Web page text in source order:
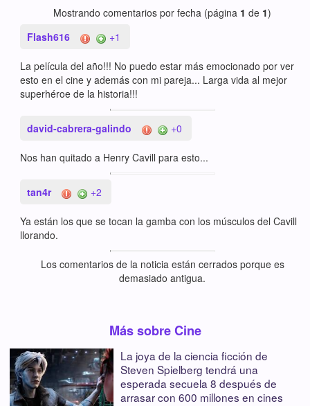
Mostrando comentarios por fecha (página 1 de 1)
Flash616
+1
La película del año!!! No puedo estar más emocionado por ver
esto en el cine y además con mi pareja... Larga vida al mejor
superhéroe de la historia!!!
david-cabrera-galindo +0
Nos han quitado a Henry Cavill para esto...
tan4r +2
Ya están los que se tocan la gamba con los músculos del Cavill
llorando.
Los comentarios de la noticia están cerrados porque es
demasiado antigua.
Más sobre Cine
La joya de la ciencia ficción de
Steven Spielberg tendrá una
esperada secuela 8 después de
arrasar con 600 millones en cines